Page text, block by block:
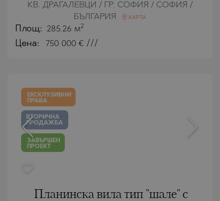
КВ. ДРАГАЛЕВЦИ / ГР. СОФИЯ / СОФИЯ /
БЪЛГАРИЯ
КАРТА
Площ: 285.26 м2
Цена: 750 000 € ///
ЕКСКЛУЗИВНИ
ПРАВА
ВТОРИЧНА
ПРОДАЖБА
ЗАВЪРШЕН
ПРОЕКТ
Планинска вила тип "шале" с